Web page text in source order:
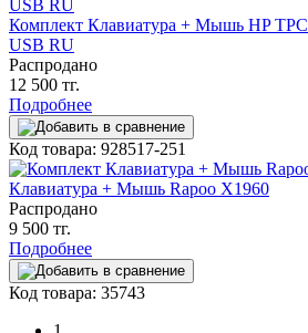
Комплект Клавиатура + Мышь HP
USB RU
Распродано
12 500 тг.
Подробнее
Код товара: 928517-251
Клавиатура + Мышь Rapoo X1960
Распродано
9 500 тг.
Подробнее
Код товара: 35743